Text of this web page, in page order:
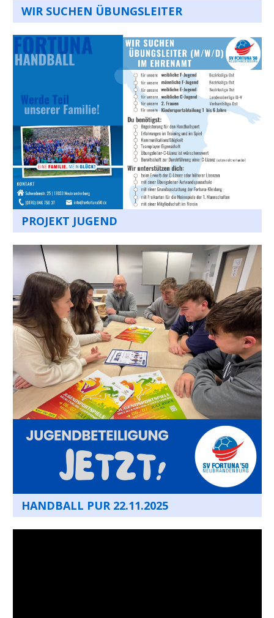
WIR SUCHEN ÜBUNGSLEITER
PROJEKT JUGEND
HANDBALL PUR 22.11.2025